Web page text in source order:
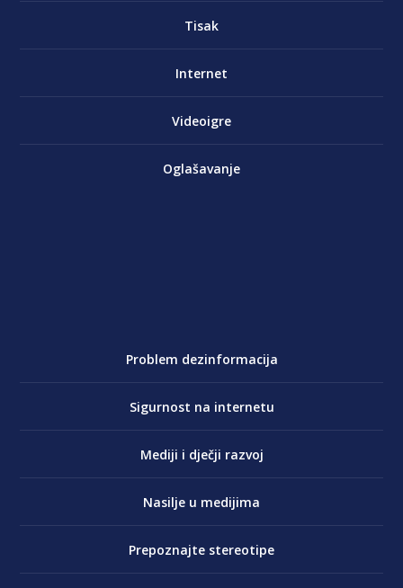
Tisak
Internet
Videoigre
Oglašavanje
Problem dezinformacija
Sigurnost na internetu
Mediji i dječji razvoj
Nasilje u medijima
Prepoznajte stereotipe